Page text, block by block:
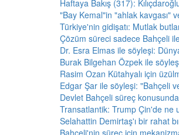
Haftaya Bakış (317):
"Bay Kemal"in "ahlak kavgası"
Türkiye'nin gidişatı: Mutlak
Çözüm süreci sadece Bahçeli
Dr. Esra Elmas ile söyleşi:
Burak Bilgehan Özpek ile
Rasim Ozan Kütahyalı için
Edgar Şar ile söyleşi: "Bahçeli
Devlet Bahçeli süreç
Transatlantik: Trump Çin'de ne
Selahattin Demirtaş'ı bir rahat
Bahçeli'nin süreç için